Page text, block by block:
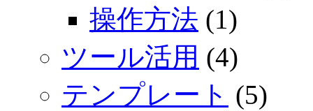
操作方法 (1)
ツール活用 (4)
テンプレート (5)